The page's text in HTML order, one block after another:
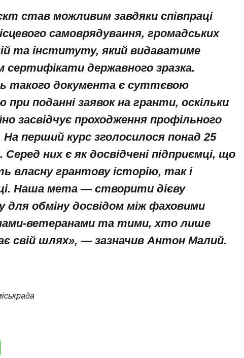
став можливим завдяки співпраці
самоврядування, громадських
та інституту, який видаватиме
сертифікати державного зразка.
такого документа є суттєвою
при поданні заявок на гранти, оскільки
засвідчує проходження профільного
На перший курс зголосилося понад 25
Серед них є як досвідчені підприємці, що
власну грантову історію, так і
Наша мета — створити дієву
для обміну досвідом між фаховими
ветеранами та тими, хто лише
свій шлях», — зазначив Антон Малий.